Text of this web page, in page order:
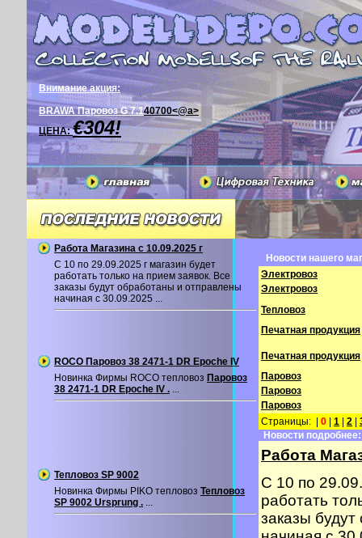
Внимание акция:
BRAWA Паровоз G 7.140700<@a>
ЦЕНА:€304!
Работа Магазина с 10.09.2025 г
С 10 по 29.09.2025 г магазин будет
работать только на прием заявок. Все
заказы будут обработаны и отправлены
начиная с 30.09.2025 ...
ROCO Паровоз 38 2471-1 DR Epoche IV
Новинка Фирмы ROCO тепловоз Паровоз
38 2471-1 DR Epoche IV . ...
Тепловоз SP 9002
Новинка Фирмы PIKO тепловоз Тепловоз
SP 9002 Ursprung . ...
Новости нашего
Электровоз
Электровоз
Тепловоз
Печатная продукция
Печатная продукция
Паровоз
Паровоз
Паровоз
Страницы: | 0 1 2
Новости подробнее:
Работа
С 10 по
работать
заказы